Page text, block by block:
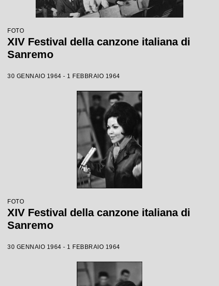
FOTO
XIV Festival della canzone italiana di
Sanremo
30 GENNAIO 1964 - 1 FEBBRAIO 1964
FOTO
XIV Festival della canzone italiana di
Sanremo
30 GENNAIO 1964 - 1 FEBBRAIO 1964